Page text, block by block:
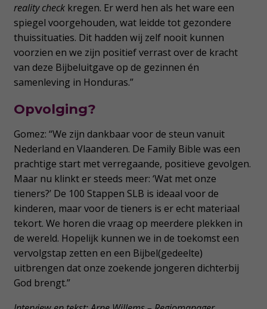
reality check kregen. Er werd hen als het ware een
spiegel voorgehouden, wat leidde tot gezondere
thuissituaties. Dit hadden wij zelf nooit kunnen
voorzien en we zijn positief verrast over de kracht
van deze Bijbeluitgave op de gezinnen én
samenleving in Honduras.”
Opvolging?
Gomez: “We zijn dankbaar voor de steun vanuit
Nederland en Vlaanderen. De Family Bible was een
prachtige start met verregaande, positieve gevolgen.
Maar nu klinkt er steeds meer: ‘Wat met onze
tieners?’ De 100 Stappen SLB is ideaal voor de
kinderen, maar voor de tieners is er echt materiaal
tekort. We horen die vraag op meerdere plekken in
de wereld. Hopelijk kunnen we in de toekomst een
vervolgstap zetten en een Bijbel(gedeelte)
uitbrengen dat onze zoekende jongeren dichterbij
God brengt.”